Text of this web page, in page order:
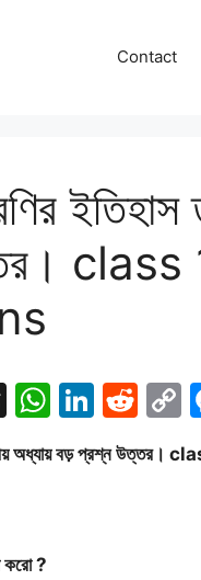
Contact
T
e
W
at
Li
k
R
d
o
তৃতীয় অধ্যায় বড় প্রশ্ন
করো ?